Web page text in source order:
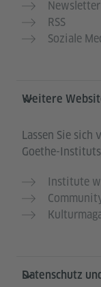
Newsletter
RSS
Soziale
Weitere
Lassen Sie sich
Goethe-
Institute
Datenschutz